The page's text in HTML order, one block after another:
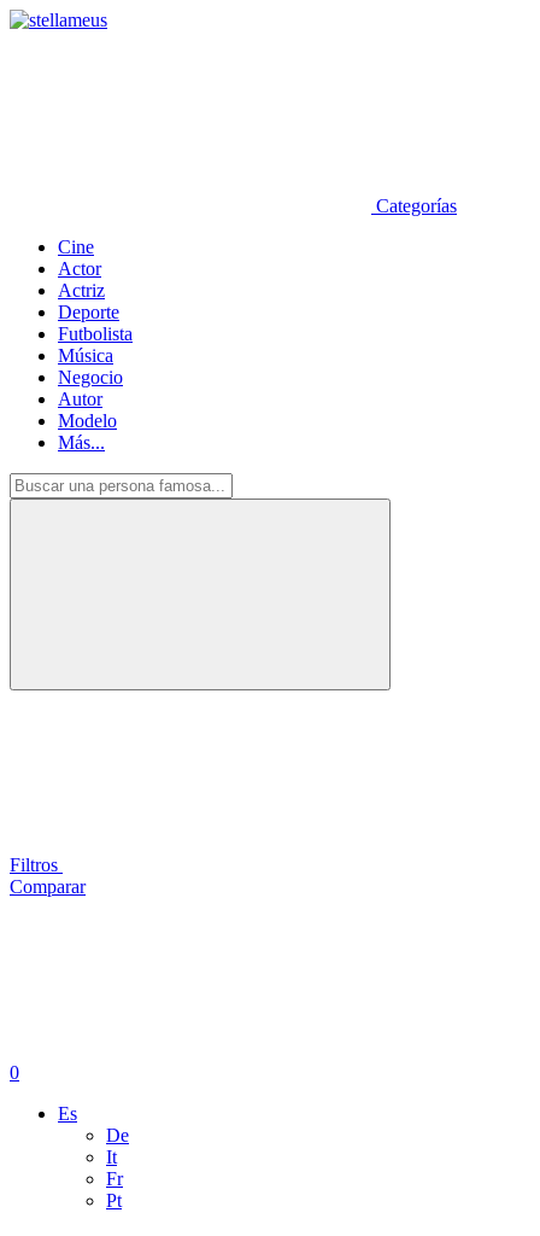
Categorías
Cine
Actor
Actriz
Deporte
Futbolista
Música
Negocio
Autor
Modelo
Más...
Filtros
Comparar
0
Es
De
It
Fr
Pt